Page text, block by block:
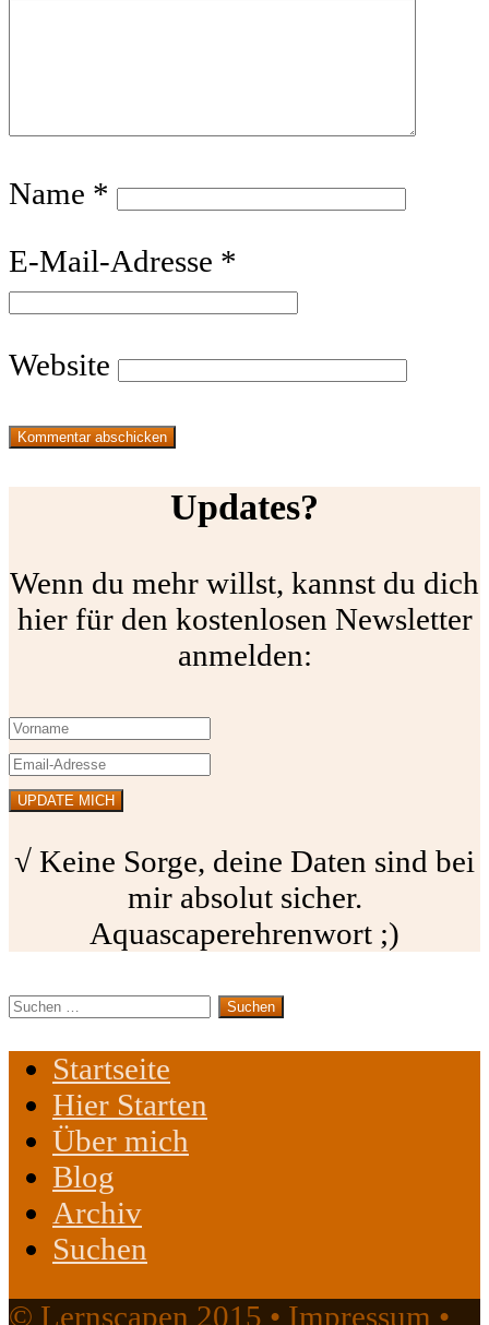
Name *
E-Mail-Adresse *
Website
Updates?
Wenn du mehr willst, kannst du dich
hier für den kostenlosen Newsletter
anmelden:
√ Keine Sorge, deine Daten sind bei
mir absolut sicher.
Aquascaperehrenwort ;)
Suchen
Startseite
Hier Starten
Über mich
Blog
Archiv
Suchen
© Lernscapen 2015 • Impressum •